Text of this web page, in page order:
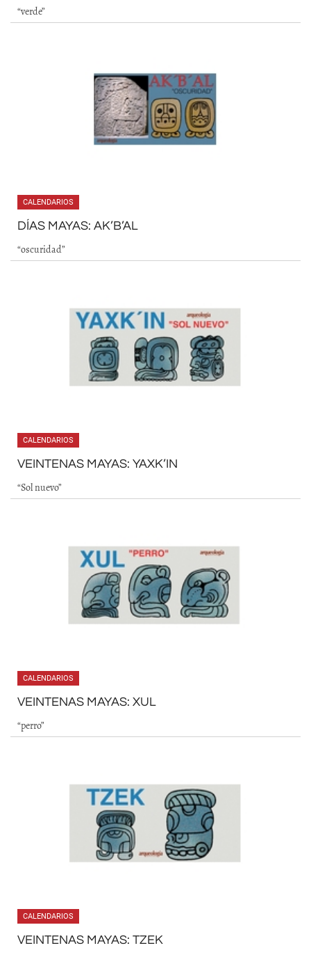
“verde”
CALENDARIOS
DÍAS MAYAS: AK’B’AL
“oscuridad”
CALENDARIOS
VEINTENAS MAYAS: YAXK’IN
“Sol nuevo”
CALENDARIOS
VEINTENAS MAYAS: XUL
“perro”
CALENDARIOS
VEINTENAS MAYAS: TZEK